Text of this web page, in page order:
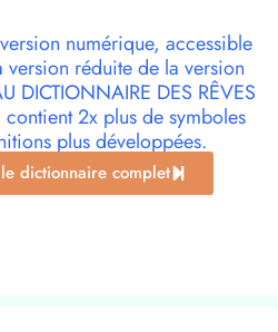
numérique, accessible
version réduite de la version
DICTIONNAIRE DES RÊVES
2x plus de symboles
plus développées.
dictionnaire complet